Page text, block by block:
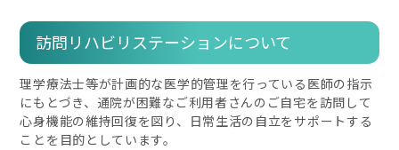
訪問リハビリステーションについて
理学療法士等が計画的な医学的管理を行っている医師の指示
にもとづき、通院が困難なご利用者さんのご自宅を訪問して
心身機能の維持回復を図り、日常生活の自立をサポートする
ことを目的としています。